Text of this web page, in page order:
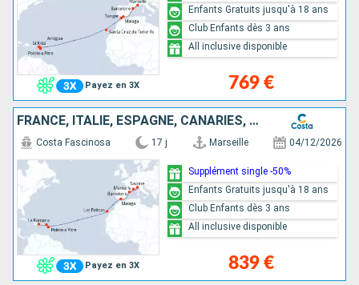
Payez en 3X 769 €
Enfants Gratuits jusqu'à 18 ans
Club Enfants dès 3 ans
All inclusive disponible
FRANCE, ITALIE, ESPAGNE, CANARIES, ANTILLES, RÉP.DOMINICAINE
Payez en 3X
Costa Fascinosa 17 j Marseille 04/12/2026
839 €
Supplément single -50%
Enfants Gratuits jusqu'à 18 ans
Club Enfants dès 3 ans
All inclusive disponible